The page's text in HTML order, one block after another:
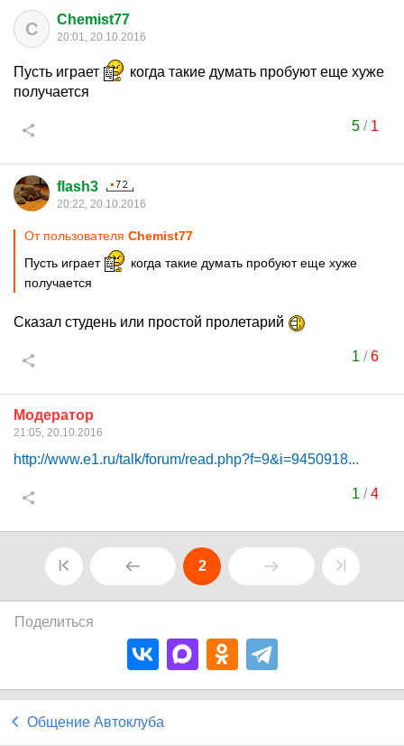
C Chemist77
20:01, 20.10.2016
Пусть играет
когда такие думать пробуют еще хуже
получается
5/ 1
flash3
20:22, 20.10.2016
От пользователя Chemist77
Пусть играет
когда такие думать пробуют еще хуже
получается
Сказал студень или простой пролетарий
1 /6
Модератор
21:05, 20.10.2016
http://www.e1.ru/talk/forum/read.php?f=9&i=9450918...
1 /4
2
Поделиться
Общение Автоклуба